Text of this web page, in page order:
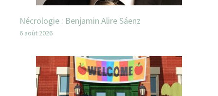
Nécrologie : Benjamin Alire Sáenz
6 août 2026